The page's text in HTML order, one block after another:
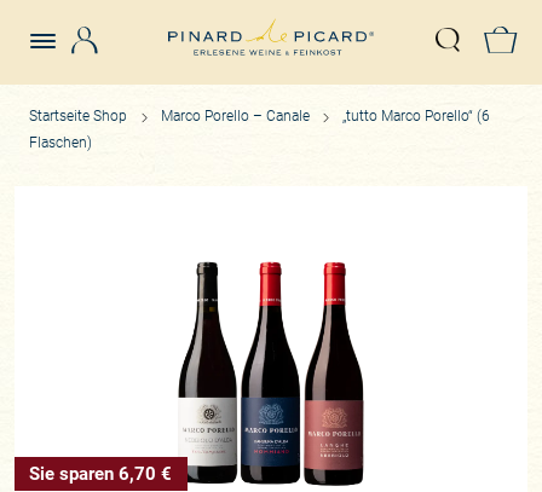
Suche
Startseite Shop Marco Porello – Canale
„tutto Marco Porello“ (6
Flaschen)
Sie sparen 6,70 €